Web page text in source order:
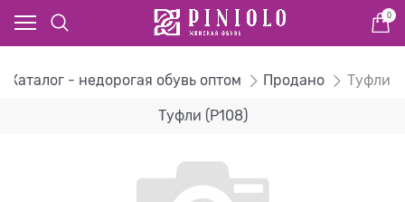
0
Каталог - недорогая обувь оптом Продано Туфли
Туфли (P108)